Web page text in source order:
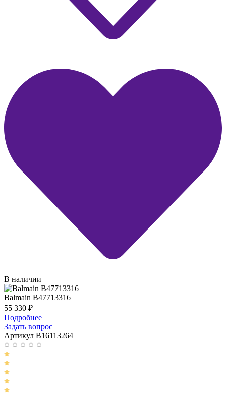
В наличии
Balmain B47713316
55 330 ₽
Подробнее
Задать вопрос
Артикул B16113264